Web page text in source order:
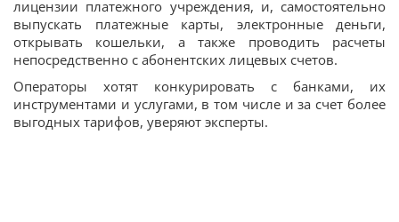
лицензии платежного учреждения, и, самостоятельно
выпускать платежные карты, электронные деньги,
открывать кошельки, а также проводить расчеты
непосредственно с абонентских лицевых счетов.
Операторы хотят конкурировать с банками, их
инструментами и услугами, в том числе и за счет более
выгодных тарифов, уверяют эксперты.